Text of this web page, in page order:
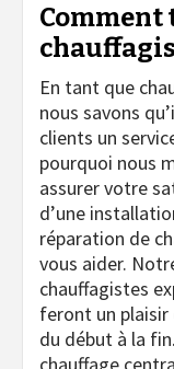
Comment
En tant que
nous savons
clients un
pourquoi nous
assurer votre
d’une
réparation de
vous aider.
chauffagistes
feront un
du début à la
chauffage